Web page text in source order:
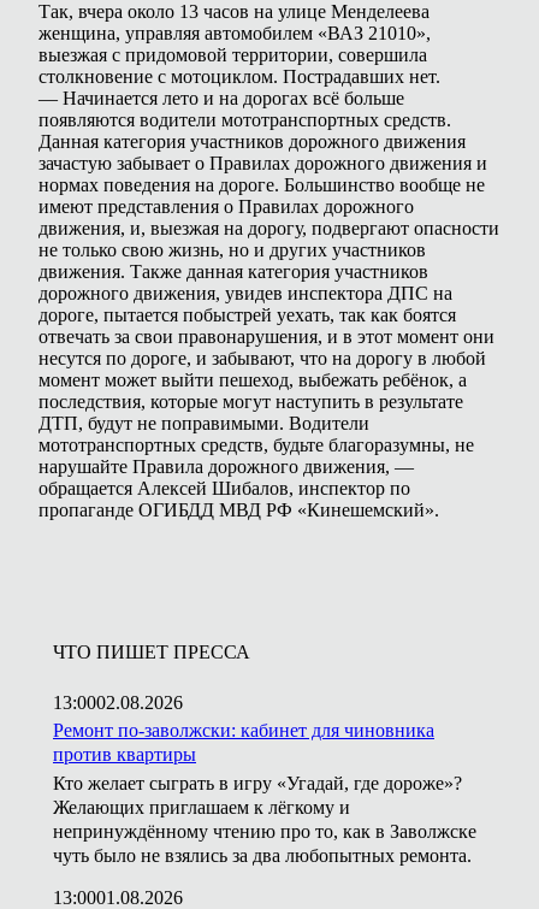
Так, вчера около 13 часов на улице Менделеева
женщина, управляя автомобилем «ВАЗ 21010»,
выезжая с придомовой территории, совершила
столкновение с мотоциклом. Пострадавших нет.
— Начинается лето и на дорогах всё больше
появляются водители мототранспортных средств.
Данная категория участников дорожного движения
зачастую забывает о Правилах дорожного движения и
нормах поведения на дороге. Большинство вообще не
имеют представления о Правилах дорожного
движения, и, выезжая на дорогу, подвергают опасности
не только свою жизнь, но и других участников
движения. Также данная категория участников
дорожного движения, увидев инспектора ДПС на
дороге, пытается побыстрей уехать, так как боятся
отвечать за свои правонарушения, и в этот момент они
несутся по дороге, и забывают, что на дорогу в любой
момент может выйти пешеход, выбежать ребёнок, а
последствия, которые могут наступить в результате
ДТП, будут не поправимыми. Водители
мототранспортных средств, будьте благоразумны, не
нарушайте Правила дорожного движения, —
обращается Алексей Шибалов, инспектор по
пропаганде ОГИБДД МВД РФ «Кинешемский».
ЧТО ПИШЕТ ПРЕССА
13:0002.08.2026
Ремонт по-заволжски: кабинет для чиновника
против квартиры
Кто желает сыграть в игру «Угадай, где дороже»?
Желающих приглашаем к лёгкому и
непринуждённому чтению про то, как в Заволжске
чуть было не взялись за два любопытных ремонта.
13:0001.08.2026